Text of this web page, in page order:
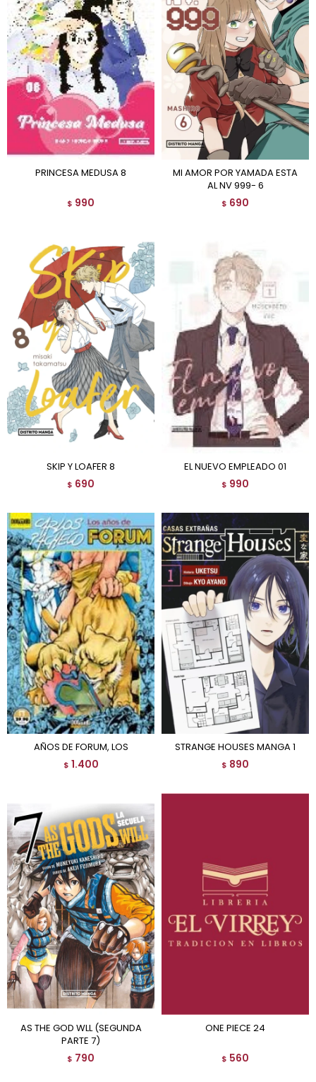
PRINCESA MEDUSA 8
$ 990
MI AMOR POR YAMADA ESTA
AL NV 999- 6
$ 690
SKIP Y LOAFER 8
$ 690
EL NUEVO EMPLEADO 01
$ 990
AÑOS DE FORUM, LOS
$ 1.400
STRANGE HOUSES MANGA 1
$ 890
AS THE GOD WLL (SEGUNDA
PARTE 7)
$ 790
ONE PIECE 24
$ 560